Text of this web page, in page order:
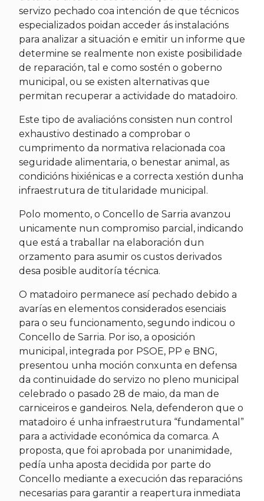
servizo pechado coa intención de que técnicos
especializados poidan acceder ás instalacións
para analizar a situación e emitir un informe que
determine se realmente non existe posibilidade
de reparación, tal e como sostén o goberno
municipal, ou se existen alternativas que
permitan recuperar a actividade do matadoiro.
Este tipo de avaliacións consisten nun control
exhaustivo destinado a comprobar o
cumprimento da normativa relacionada coa
seguridade alimentaria, o benestar animal, as
condicións hixiénicas e a correcta xestión dunha
infraestrutura de titularidade municipal.
Polo momento, o Concello de Sarria avanzou
unicamente nun compromiso parcial, indicando
que está a traballar na elaboración dun
orzamento para asumir os custos derivados
desa posible auditoría técnica.
O matadoiro permanece así pechado debido a
avarías en elementos considerados esenciais
para o seu funcionamento, segundo indicou o
Concello de Sarria. Por iso, a oposición
municipal, integrada por PSOE, PP e BNG,
presentou unha moción conxunta en defensa
da continuidade do servizo no pleno municipal
celebrado o pasado 28 de maio, da man de
carniceiros e gandeiros. Nela, defenderon que o
matadoiro é unha infraestrutura “fundamental”
para a actividade económica da comarca. A
proposta, que foi aprobada por unanimidade,
pedía unha aposta decidida por parte do
Concello mediante a execución das reparacións
necesarias para garantir a reapertura inmediata